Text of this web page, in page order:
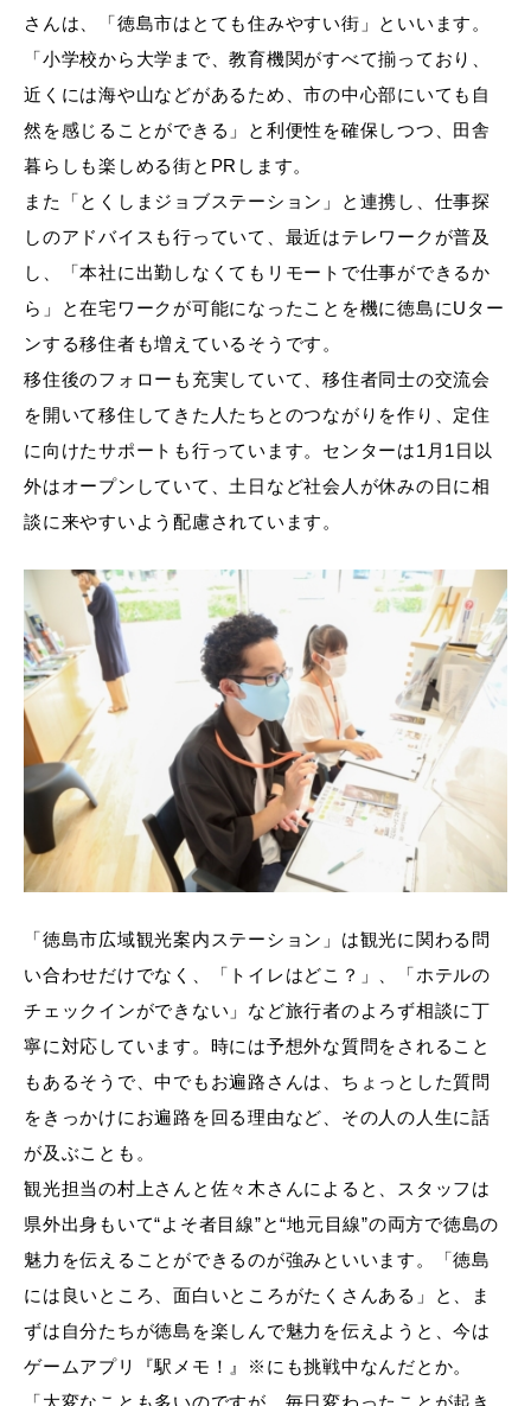
さんは、「徳島市はとても住みやすい街」といいます。
「小学校から大学まで、教育機関がすべて揃っており、
近くには海や山などがあるため、市の中心部にいても自
然を感じることができる」と利便性を確保しつつ、田舎
暮らしも楽しめる街とPRします。
また「とくしまジョブステーション」と連携し、仕事探
しのアドバイスも行っていて、最近はテレワークが普及
し、「本社に出勤しなくてもリモートで仕事ができるか
ら」と在宅ワークが可能になったことを機に徳島にUター
ンする移住者も増えているそうです。
移住後のフォローも充実していて、移住者同士の交流会
を開いて移住してきた人たちとのつながりを作り、定住
に向けたサポートも行っています。センターは1月1日以
外はオープンしていて、土日など社会人が休みの日に相
談に来やすいよう配慮されています。
「徳島市広域観光案内ステーション」は観光に関わる問
い合わせだけでなく、「トイレはどこ？」、「ホテルの
チェックインができない」など旅行者のよろず相談に丁
寧に対応しています。時には予想外な質問をされること
もあるそうで、中でもお遍路さんは、ちょっとした質問
をきっかけにお遍路を回る理由など、その人の人生に話
が及ぶことも。
観光担当の村上さんと佐々木さんによると、スタッフは
県外出身もいて“よそ者目線”と“地元目線”の両方で徳島の
魅力を伝えることができるのが強みといいます。「徳島
には良いところ、面白いところがたくさんある」と、ま
ずは自分たちが徳島を楽しんで魅力を伝えようと、今は
ゲームアプリ『駅メモ！』※にも挑戦中なんだとか。
「大変なことも多いのですが、毎日変わったことが起き